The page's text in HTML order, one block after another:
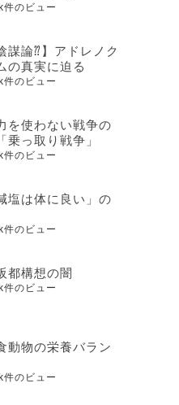
件のビュー
謀論⁇】アドレノク
の真実に迫る
件のビュー
を使わない戦争の
乗っ取り戦争」
件のビュー
塩は体に良い」の
件のビュー
都構想の闇
件のビュー
動物の栄養バラン
件のビュー